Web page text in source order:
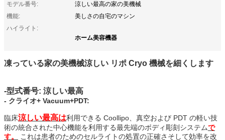
モデル番号:
涼しい最高の家の美機械
機能:
美しさの自宅のマシン
ハイライト:
ホーム美容機器
凍っている家の美機械涼しい リポ Cryo 機械を細くします
-型式番号: 涼しい最高
- クライオ+ Vacuum+PDT:
臨床涼しい最高は利用できる Coollipo、真空および PDT の軽い技
術の統合された中心機能を利用する最先端のボディ彫刻システムで
す。
これは患者のためのセルライトの処置の正確さそして効率を改